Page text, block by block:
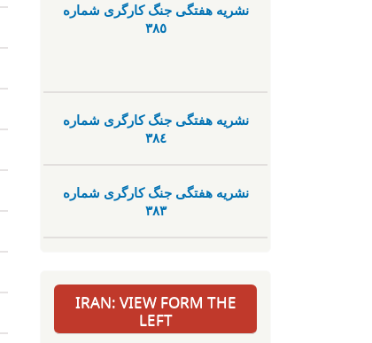
نشریە هفتگی جنگ کارگری شمارە
٣٨٥
نشریە هفتگی جنگ کارگری شمارە
٣٨٤
نشریە هفتگی جنگ کارگری شمارە
٣٨٣
IRAN: VIEW FORM THE
LEFT